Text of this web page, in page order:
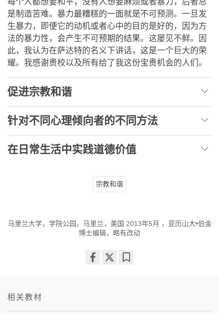
是制造苦难。暴力最糟糕的一面就是不可预测。一旦发
生暴力，即便它的动机或者心中的目的是好的，因为方
法的暴力性，会产生不可预期的结果。这屡见不鲜。因
此，我认为在萨达特的名义下讲话，这是一个巨大的荣
耀。我感谢贵校以及所有给了我这份宝贵机会的人们。
促进宗教和谐
针对不同心理倾向者的不同方法
在日常生活中实践道德价值
宗教和谐
马里兰大学，学院公园，马里兰，美国 2013年5月 ，亚历山大•伯金
博士编辑，略有改动
相关教材